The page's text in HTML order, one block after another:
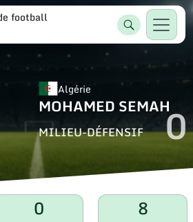
football
Algérie
MOHAMED SEMAH
MILIEU-DÉFENSIF 0
0 8